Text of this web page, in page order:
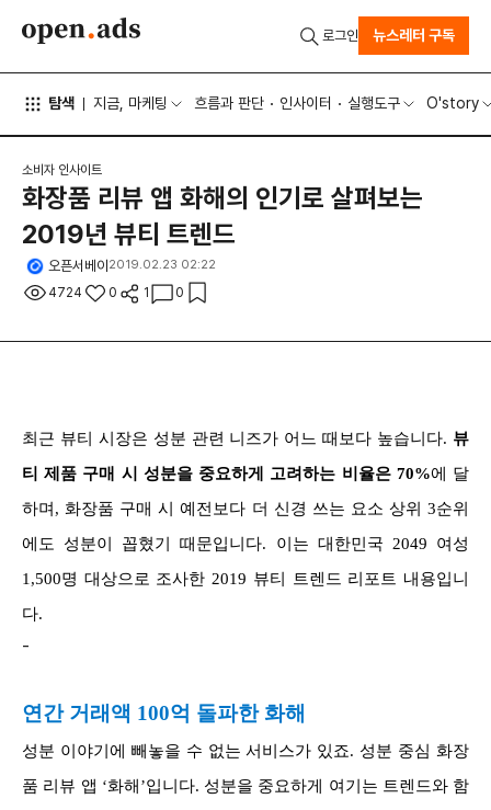
탐색 지금, 마케팅 흐름과 판단 인사이터 실행도구 O'story
로그인 뉴스레터 구독
소비자 인사이트
화장품 리뷰 앱 화해의 인기로 살펴보는
2019년 뷰티 트렌드
오픈서베이 2019.02.23 02:22
4724 0 1 0
최근 뷰티 시장은 성분 관련 니즈가 어느 때보다 높습니다. 뷰
티 제품 구매 시 성분을 중요하게 고려하는 비율은 70%에 달
하며, 화장품 구매 시 예전보다 더 신경 쓰는 요소 상위 3순위
에도 성분이 꼽혔기 때문입니다. 이는 대한민국 2049 여성
1,500명 대상으로 조사한 2019 뷰티 트렌드 리포트 내용입니
다.
-
연간 거래액 100억 돌파한 화해
성분 이야기에 빼놓을 수 없는 서비스가 있죠. 성분 중심 화장
품 리뷰 앱 ‘화해’입니다. 성분을 중요하게 여기는 트렌드와 함